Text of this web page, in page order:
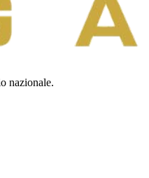
nazionale.